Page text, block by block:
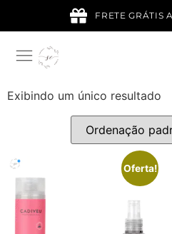
FRETE GRÁTIS
Exibindo um único resultado
Oferta!